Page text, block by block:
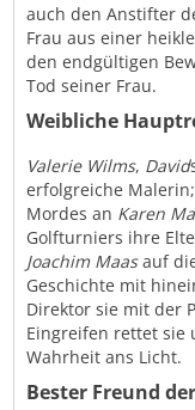
auch den Anstifter
Frau aus einer
den endgültigen
Tod seiner Frau.
Weibliche
Valerie Wilms, David
erfolgreiche
Mordes an Karen
Golfturniers ihre
Joachim Maasauf
Geschichte mit
Direktor sie mit der
Eingreifen rettet sie
Wahrheit ans Licht.
Bester Freund